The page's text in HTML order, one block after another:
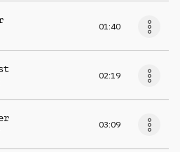
01:40
02:19
03:09